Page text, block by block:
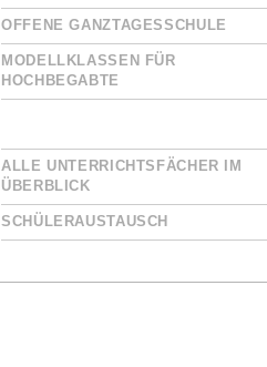
OFFENE GANZTAGESSCHULE
MODELLKLASSEN FÜR
HOCHBEGABTE
ALLE UNTERRICHTSFÄCHER IM
ÜBERBLICK
SCHÜLERAUSTAUSCH